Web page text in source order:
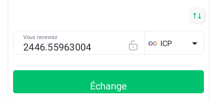
Vous recevrez
ICP
Échange